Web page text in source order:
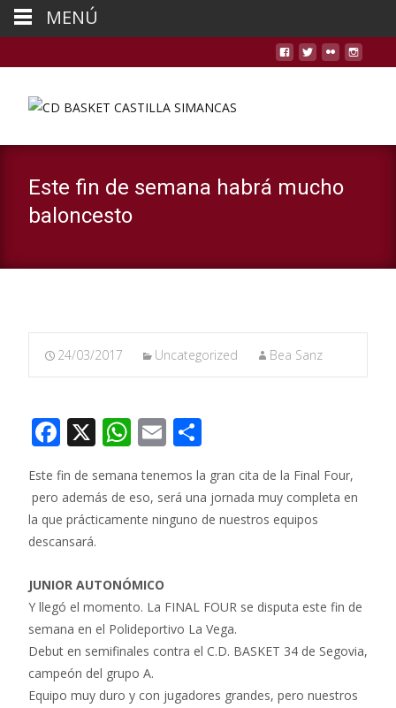
Este fin de semana habrá mucho
baloncesto
24/03/2017 Uncategorized Bea Sanz
F
ac
e
b
o
o
k
X W
at
s
p
p
E
ai
l
m
p
r
Este fin de semana tenemos la gran cita de la Final Four,
pero además de eso, será una jornada muy completa en
la que prácticamente ninguno de nuestros equipos
descansará.
JUNIOR AUTONÓMICO
Y llegó el momento. La FINAL FOUR se disputa este fin de
semana en el Polideportivo La Vega.
Debut en semifinales contra el C.D. BASKET 34 de Segovia,
campeón del grupo A.
Equipo muy duro y con jugadores grandes, pero nuestros
MENÚ